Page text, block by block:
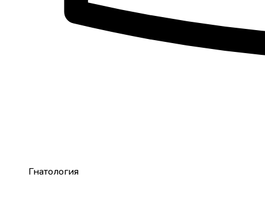
Гнатология